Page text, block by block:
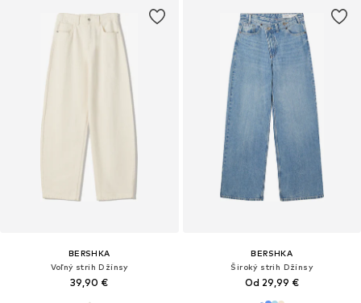
BERSHKA
Voľný strih Džínsy
39,90 €
BERSHKA
Široký strih Džínsy
Od 29,99 €